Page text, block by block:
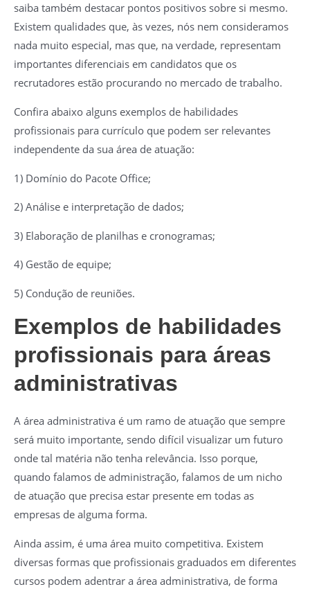
saiba também destacar pontos positivos sobre si mesmo.
Existem qualidades que, às vezes, nós nem consideramos
nada muito especial, mas que, na verdade, representam
importantes diferenciais em candidatos que os
recrutadores estão procurando no mercado de trabalho.
Confira abaixo alguns exemplos de habilidades
profissionais para currículo que podem ser relevantes
independente da sua área de atuação:
1) Domínio do Pacote Office;
2) Análise e interpretação de dados;
3) Elaboração de planilhas e cronogramas;
4) Gestão de equipe;
5) Condução de reuniões.
Exemplos de habilidades
profissionais para áreas
administrativas
A área administrativa é um ramo de atuação que sempre
será muito importante, sendo difícil visualizar um futuro
onde tal matéria não tenha relevância. Isso porque,
quando falamos de administração, falamos de um nicho
de atuação que precisa estar presente em todas as
empresas de alguma forma.
Ainda assim, é uma área muito competitiva. Existem
diversas formas que profissionais graduados em diferentes
cursos podem adentrar a área administrativa, de forma